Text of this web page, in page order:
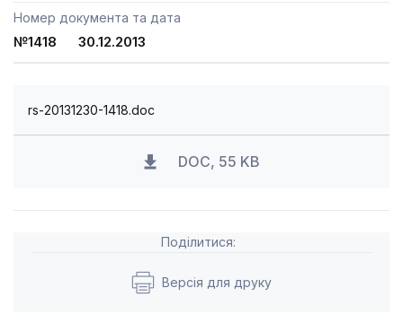
Номер документа та дата
№1418 30.12.2013
rs-20131230-1418.doc
DOC, 55 KB
Поділитися:
Версія для друку